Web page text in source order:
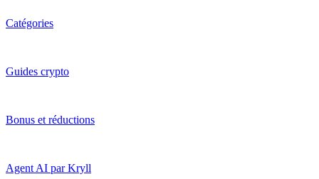
Catégories
Guides crypto
Bonus et réductions
Agent AI par Kryll